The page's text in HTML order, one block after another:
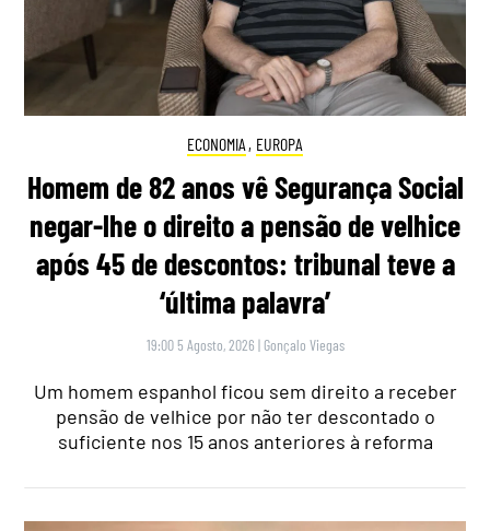
ECONOMIA , EUROPA
Homem de 82 anos vê Segurança Social
negar-lhe o direito a pensão de velhice
após 45 de descontos: tribunal teve a
‘última palavra’
19:00 5 Agosto, 2026 | Gonçalo Viegas
Um homem espanhol ficou sem direito a receber
pensão de velhice por não ter descontado o
suficiente nos 15 anos anteriores à reforma